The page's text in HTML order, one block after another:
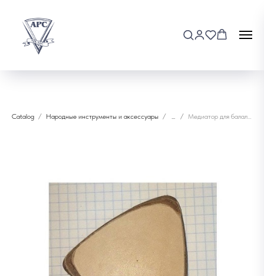
Catalog Народные инструменты и аксессуары ... Медиатор для балалайки контрабас МозерЪ РО3